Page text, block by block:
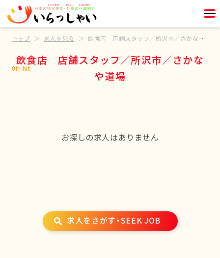
トップ 求人を見る 飲食店 店舗スタッフ／所沢市／さかなや道場
飲食店 店舗スタッフ／所沢市／さかな
や道場
0件 hit
お探しの求人はありません
求人をさがす・SEEK JOB